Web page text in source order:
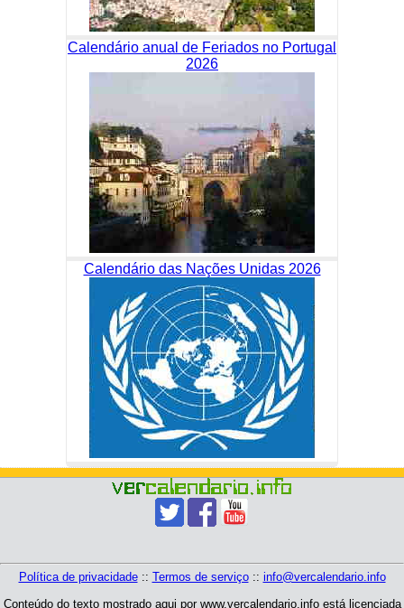
Calendário anual de Feriados no Portugal
2026
Calendário das Nações Unidas 2026
Política de privacidade:: Termos de serviço:: info@vercalendario.info
Conteúdo do texto mostrado aqui por www.vercalendario.info está licenciada